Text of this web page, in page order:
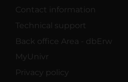
Contact information
Technical support
Back office Area - dbErw
MyUnivr
Privacy policy